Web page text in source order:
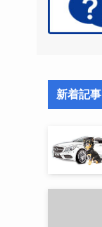
新着記事